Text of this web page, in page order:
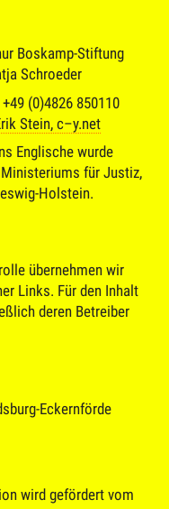
Boskamp-Stiftung
Schroeder
(0)4826 850110
Stein, c–y.net
Englische wurde
für Justiz,
Holstein.
übernehmen wir
Links. Für den Inhalt
deren Betreiber
Eckernförde
wird gefördert vom